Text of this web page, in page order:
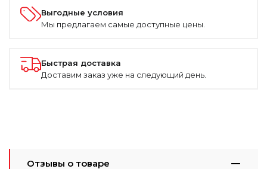
Выгодные условия
Мы предлагаем самые доступные цены.
Быстрая доставка
Доставим заказ уже на следующий день.
Отзывы о товаре